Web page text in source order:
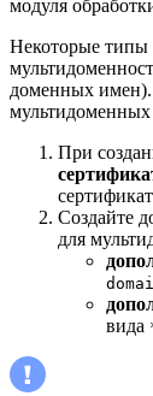
модуля
Некоторые типы
доменных имен).
мультидоменных
При
Создайте
для
вида